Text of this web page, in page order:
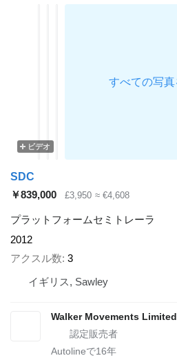
ビデオ
SDC
￥839,000
£3,950 ≈ €4,608
プラットフォームセミトレーラ
2012
アクスル数 3
イギリス, Sawley
Walker Movements Limited
Autolineで16年